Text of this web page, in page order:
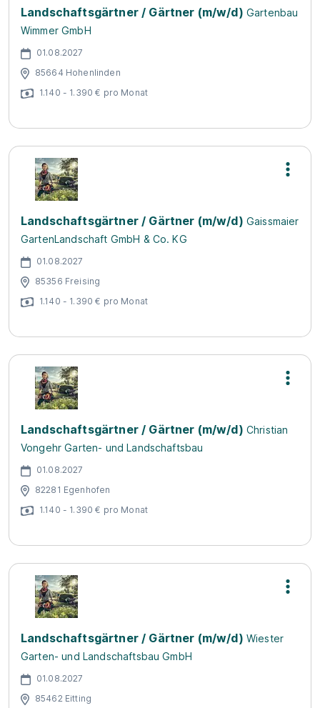
Landschaftsgärtner / Gärtner (m/w/d) Gartenbau
Wimmer GmbH
01.08.2027
85664 Hohenlinden
1.140 - 1.390 € pro Monat
Landschaftsgärtner / Gärtner (m/w/d) Gaissmaier
GartenLandschaft GmbH & Co. KG
01.08.2027
85356 Freising
1.140 - 1.390 € pro Monat
Landschaftsgärtner / Gärtner (m/w/d) Christian
Vongehr Garten- und Landschaftsbau
01.08.2027
82281 Egenhofen
1.140 - 1.390 € pro Monat
Landschaftsgärtner / Gärtner (m/w/d) Wiester
Garten- und Landschaftsbau GmbH
01.08.2027
85462 Eitting